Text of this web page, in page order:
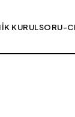
KURULSORU-